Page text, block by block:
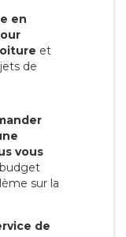
en
et
de
vous
sur la
de